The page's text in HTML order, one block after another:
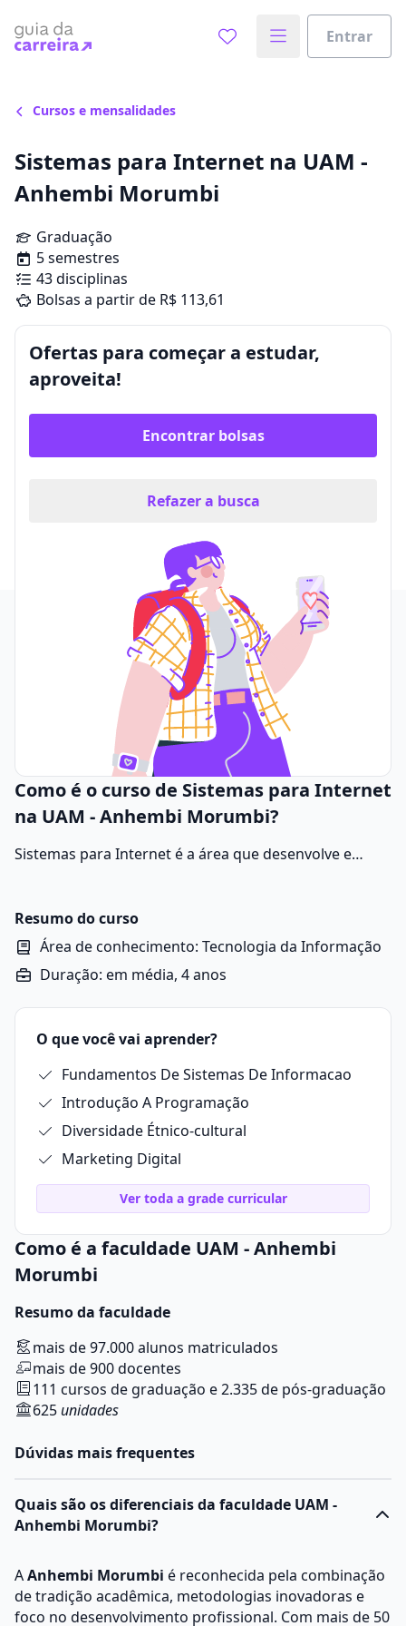
Entrar
Cursos e mensalidades
Sistemas para Internet na UAM -
Anhembi Morumbi
Graduação
5 semestres
43 disciplinas
Bolsas a partir de R$ 113,61
Ofertas para começar a estudar,
aproveita!
Encontrar bolsas
Refazer a busca
Como é o curso de Sistemas para Internet
na UAM - Anhembi Morumbi?
Sistemas para Internet é a área que desenvolve e
dados, análises de segurança digital e criação de
soluções para empresas e consumidores.
Resumo do curso
Área de conhecimento: Tecnologia da Informação
Duração: em média, 4 anos
O que você vai aprender?
Fundamentos De Sistemas De Informacao
Introdução A Programação
Diversidade Étnico-cultural
Marketing Digital
Ver toda a grade curricular
Como é a faculdade UAM - Anhembi
Morumbi
Resumo da faculdade
mais de 97.000 alunos matriculados
mais de 900 docentes
111 cursos de graduação e 2.335 de pós-graduação
625unidades
Dúvidas mais frequentes
Quais são os diferenciais da faculdade UAM -
Anhembi Morumbi?
AAnhembi Morumbi é reconhecida pela combinação
de tradição acadêmica, metodologias inovadoras e
foco no desenvolvimento profissional. Com mais de 50